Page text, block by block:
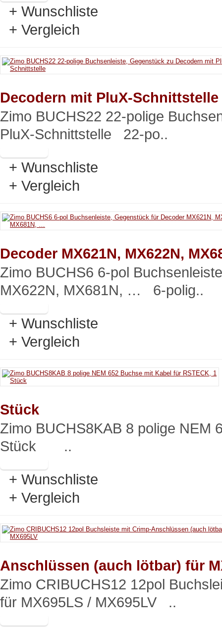
+ Wunschliste
+ Vergleich
Decodern mit PluX-Schnittstelle
Zimo BUCHS22 22-polige
PluX-Schnittstelle 22-po..
+ Wunschliste
+ Vergleich
Decoder MX621N, MX622N,
Zimo BUCHS6 6-pol
MX622N, MX681N, … 6-polig..
+ Wunschliste
+ Vergleich
Stück
Zimo BUCHS8KAB 8 polige NEM
Stück ..
+ Wunschliste
+ Vergleich
Anschlüssen (auch lötbar) für
Zimo CRIBUCHS12 12pol
für MX695LS / MX695LV ..